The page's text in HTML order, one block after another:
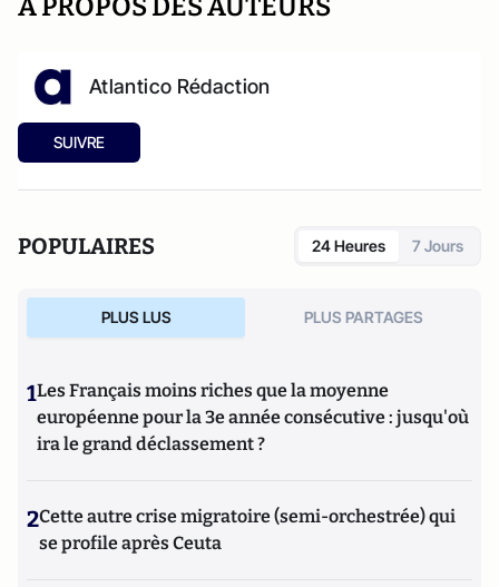
A PROPOS DES AUTEURS
Atlantico Rédaction
SUIVRE
POPULAIRES 24 Heures 7 Jours
PLUS LUS PLUS PARTAGES
1Les Français moins riches que la moyenne
européenne pour la 3e année consécutive : jusqu'où
ira le grand déclassement ?
2Cette autre crise migratoire (semi-orchestrée) qui
se profile après Ceuta